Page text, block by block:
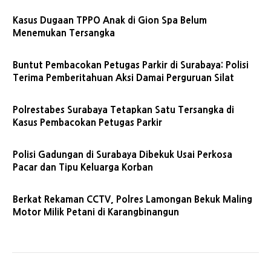
Kasus Dugaan TPPO Anak di Gion Spa Belum
Menemukan Tersangka
Buntut Pembacokan Petugas Parkir di Surabaya: Polisi
Terima Pemberitahuan Aksi Damai Perguruan Silat
Polrestabes Surabaya Tetapkan Satu Tersangka di
Kasus Pembacokan Petugas Parkir
Polisi Gadungan di Surabaya Dibekuk Usai Perkosa
Pacar dan Tipu Keluarga Korban
Berkat Rekaman CCTV, Polres Lamongan Bekuk Maling
Motor Milik Petani di Karangbinangun